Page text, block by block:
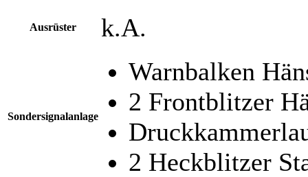
Ausrüster k.A.
Sondersignalanlage
Warnbalken
2 Frontblitzer
2 Heckblitzer